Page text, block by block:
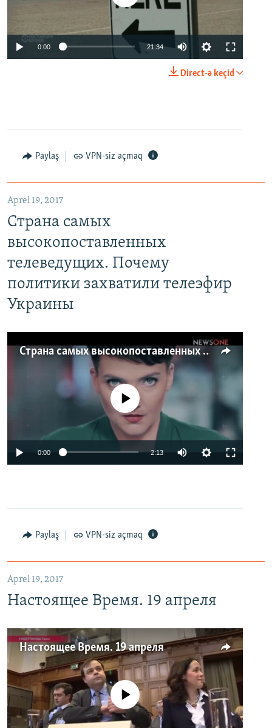
0:00 21:34
Direct-ə keçid
Paylaş VPN-siz açmaq
Aprel 19, 2017
Страна самых
высокопоставленных
телеведущих. Почему
политики захватили телеэфир
Украины
Страна самых высокопоставленных телеведущих. Почему политики захватили телеэфир Украины
No media source currently available
0:00 2:13
Paylaş VPN-siz açmaq
Aprel 19, 2017
Настоящее Время. 19 апреля
Настоящее Время. 19 апреля
No media source currently available